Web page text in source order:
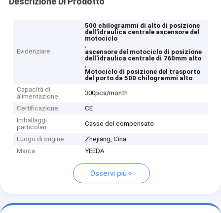
Evidenziare
500 chilogrammi di alto di posizione
dell'idraulica centrale ascensore del
motociclo
,
ascensore del motociclo di posizione
dell'idraulica centrale di 760mm alto
,
Motociclo di posizione del trasporto
del porto da 500 chilogrammi alto
Capacità di
alimentazione
300pcs/month
Certificazione
CE
Imballaggi
particolari
Casse del compensato
Luogo di origine
Zhejiang, Cina
Marca
YEEDA
Osservi più